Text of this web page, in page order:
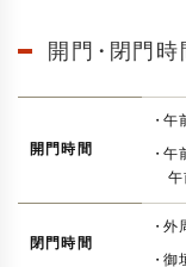
開門 ・閉門
開門時間
・午
・午
閉門時間
・外
・御